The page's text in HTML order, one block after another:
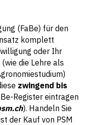
(FaBe) für den
komplett
oder Ihr
die Lehre als
zwingend bis
Register eintragen
). Handeln Sie
der Kauf von PSM